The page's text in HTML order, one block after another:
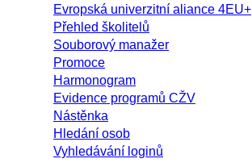
Evropská univerzitní aliance 4EU+
Přehled školitelů
Souborový manažer
Promoce
Harmonogram
Evidence programů CŽV
Nástěnka
Hledání osob
Vyhledávání loginů